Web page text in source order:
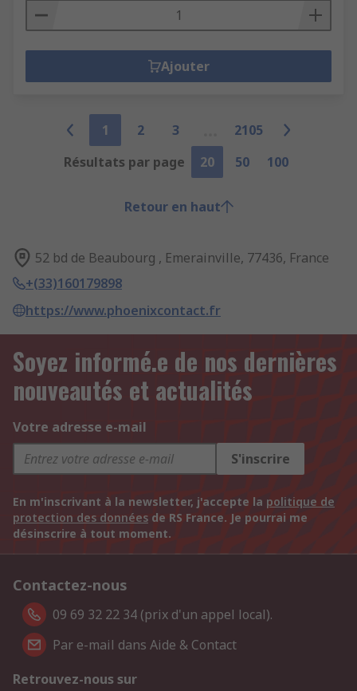
Ajouter
1 2 3
2105
Résultats par page
20 50 100
Retour en haut
52 bd de Beaubourg , Emerainville, 77436, France
+(33)160179898
https://www.phoenixcontact.fr
Soyez informé.e de nos dernières
nouveautés et actualités
Votre adresse e-mail
S'inscrire
En m'inscrivant à la newsletter, j'accepte la politique de
protection des données de RS France. Je pourrai me
désinscrire à tout moment.
Contactez-nous
09 69 32 22 34 (prix d'un appel local).
Par e-mail dans Aide & Contact
Retrouvez-nous sur